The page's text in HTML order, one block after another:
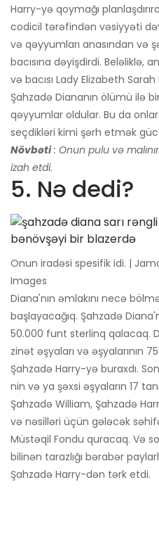
Harry-yə qoymağı
codicil tərəfindən vəsiyyəti
və qəyyumları anasından və
bacısına dəyişdirdi. Beləliklə,
və bacısı Lady Elizabeth
Şahzadə Diananın ölümü ilə
qəyyumlar oldular. Bu da
seçdikləri kimi şərh etmək
Növbəti : Onun pulu və
izah etdi.
5. Nə dedi?
Onun iradəsi spesifik idi. |
Images
Diana'nın əmlakını necə
başlayacağıq. Şahzadə
50.000 funt sterlinq qalacaq.
zinət əşyaları və əşyalarının
Şahzadə Harry-yə buraxdı.
nin və ya şəxsi əşyaların 17
Şahzadə William, Şahzadə
və nəsilləri üçün gələcək
Müstəqil Fondu quracaq. Və
bilinən tarazlığı bərabər
Şahzadə Harry-dən tərk etdi.